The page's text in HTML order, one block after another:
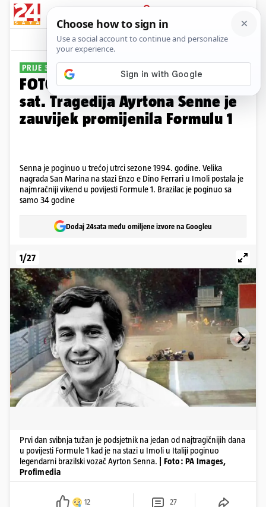
PRIJAVA
Galerija Komentari
PRIJE 32 GODINE
FOTO Odjurio je u smrt s 310 na
sat. Tragedija Ayrtona Senne je
zauvijek promijenila Formulu 1
Senna je poginuo u trećoj utrci sezone 1994. godine. Velika
nagrada San Marina na stazi Enzo e Dino Ferrari u Imoli postala je
najmračniji vikend u povijesti Formule 1. Brazilac je poginuo sa
samo 34 godine
Dodaj 24sata među omiljene izvore na Googleu
1/27
Prvi dan svibnja tužan je podsjetnik na jedan od najtragičnijih dana
u povijesti Formule 1 kad je na stazi u Imoli u Italiji poginuo
legendarni brazilski vozač Ayrton Senna.
| Foto: PA Images,
Profimedia
12 27